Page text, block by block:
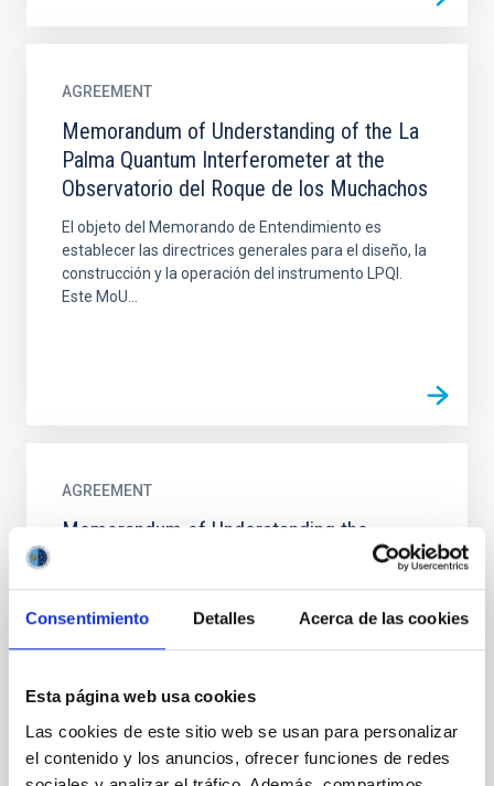
Consentimiento Detalles Acerca de las cookies
Esta página web usa cookies
Las cookies de este sitio web se usan para personalizar
el contenido y los anuncios, ofrecer funciones de redes
AGREEMENT
Memorandum of Understanding of the La
Palma Quantum Interferometer at the
Observatorio del Roque de los Muchachos
El objeto del Memorando de Entendimiento es
establecer las directrices generales para el diseño, la
construcción y la operación del instrumento LPQI.
Este MoU...
AGREEMENT
Memorandum of Understanding the
Fundacion Galileo Galilei-INAF and the
Instituto de Astrofísica de Canarias on the
housing works for the Strip Telescope at
the Teide Observatory
framework of FGG-INAF and the IAC for the
installation of the STRIP telescope at the Teide
Observatory